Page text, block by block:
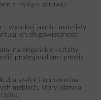
z myślą o zdrowiu
– wysokiej jakości materiały
ich długowieczność;
na eleganckie kształty
profesjonalizm i prestiż
szafek i kontenerów
meblach, który ułatwia